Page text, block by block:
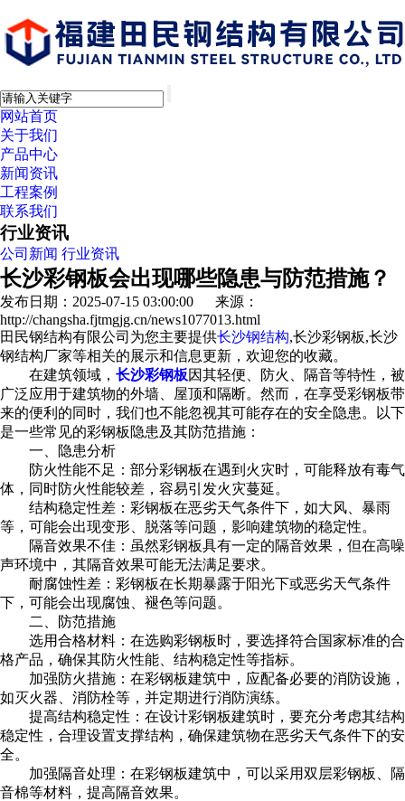
网站首页
关于我们
产品中心
新闻资讯
工程案例
联系我们
行业资讯
公司新闻 行业资讯
长沙彩钢板会出现哪些隐患与防范措施？
发布日期：2025-07-15 03:00:00 来源：
http://changsha.fjtmgjg.cn/news1077013.html
田民钢结构有限公司为您主要提供长沙钢结构,长沙彩钢板,长沙
钢结构厂家等相关的展示和信息更新，欢迎您的收藏。
在建筑领域， 长沙彩钢板因其轻便、防火、隔音等特性，被
广泛应用于建筑物的外墙、屋顶和隔断。然而，在享受彩钢板带
来的便利的同时，我们也不能忽视其可能存在的安全隐患。以下
是一些常见的彩钢板隐患及其防范措施：
一、隐患分析
防火性能不足：部分彩钢板在遇到火灾时，可能释放有毒气
体，同时防火性能较差，容易引发火灾蔓延。
结构稳定性差：彩钢板在恶劣天气条件下，如大风、暴雨
等，可能会出现变形、脱落等问题，影响建筑物的稳定性。
隔音效果不佳：虽然彩钢板具有一定的隔音效果，但在高噪
声环境中，其隔音效果可能无法满足要求。
耐腐蚀性差：彩钢板在长期暴露于阳光下或恶劣天气条件
下，可能会出现腐蚀、褪色等问题。
二、防范措施
选用合格材料：在选购彩钢板时，要选择符合国家标准的合
格产品，确保其防火性能、结构稳定性等指标。
加强防火措施：在彩钢板建筑中，应配备必要的消防设施，
如灭火器、消防栓等，并定期进行消防演练。
提高结构稳定性：在设计彩钢板建筑时，要充分考虑其结构
稳定性，合理设置支撑结构，确保建筑物在恶劣天气条件下的安
全。
加强隔音处理：在彩钢板建筑中，可以采用双层彩钢板、隔
音棉等材料，提高隔音效果。